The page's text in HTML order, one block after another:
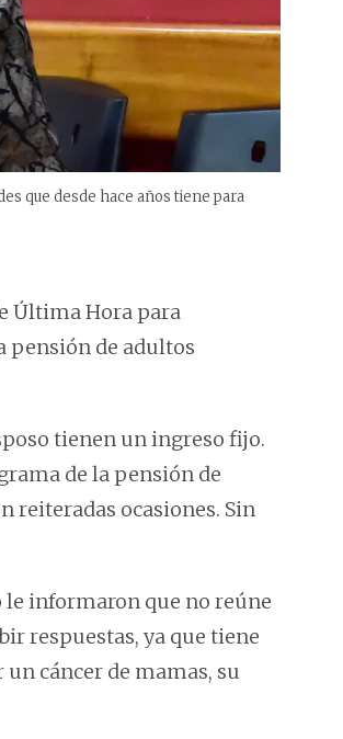
que desde hace años tiene para
Última Hora para
pensión de adultos
tienen un ingreso fijo.
de la pensión de
reiteradas ocasiones. Sin
le informaron que no reúne
respuestas, ya que tiene
cáncer de mamas, su